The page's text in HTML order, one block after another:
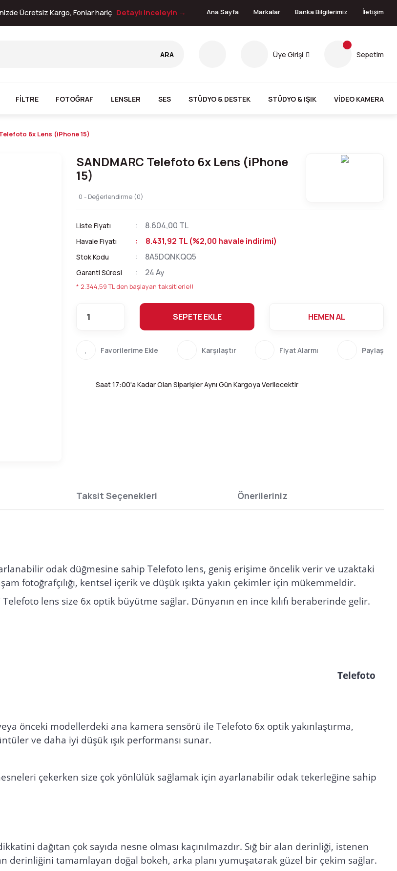
Ücretsiz Kargo, Fonlar hariç Detaylı inceleyin → Ana Sayfa Markalar Banka Bilgilerimiz İletişim
ARA Üye Girişi Sepetim
FİLTRE FOTOĞRAF LENSLER SES STÜDYO & DESTEK STÜDYO & IŞIK VİDEO KAMERA
6x Lens (iPhone 15)
SANDMARC Telefoto 6x Lens (iPhone
15)
0 - Değerlendirme (0)
Liste Fiyatı 8.604,00 TL
Havale Fiyatı 8.431,92 TL (%2,00 havale indirimi)
Stok Kodu 8A5DQNKQQ5
Garanti Süresi 24 Ay
* 2.344,59 TL den başlayan taksitlerle!!
SEPETE EKLE HEMEN AL
Karşılaştır Fiyat Alarmı Paylaş
Saat 17:00'a Kadar Olan Siparişler Aynı Gün Kargoya Verilecektir
Taksit Seçenekleri Önerileriniz
odak düğmesine sahip Telefoto lens, geniş erişime öncelik verir ve uzaktaki
fotoğrafçılığı, kentsel içerik ve düşük ışıkta yakın çekimler için mükemmeldir.
lens size 6x optik büyütme sağlar. Dünyanın en ince kılıfı beraberinde gelir.
Telefoto
önceki modellerdeki ana kamera sensörü ile Telefoto 6x optik yakınlaştırma,
ve daha iyi düşük ışık performansı sunar.
çekerken size çok yönlülük sağlamak için ayarlanabilir odak tekerleğine sahip
dağıtan çok sayıda nesne olması kaçınılmazdır. Sığ bir alan derinliği, istenen
derinliğini tamamlayan doğal bokeh, arka planı yumuşatarak güzel bir çekim sağlar.